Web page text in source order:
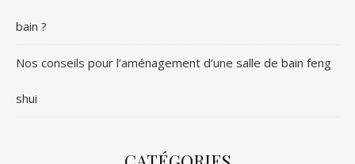
bain ?
Nos conseils pour l’aménagement d’une salle de bain feng
shui